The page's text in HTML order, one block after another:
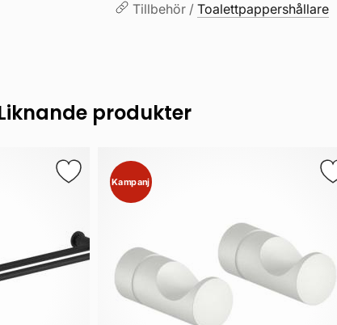
Tillbehör /Toalettpappershållare
produkter
Kampanj